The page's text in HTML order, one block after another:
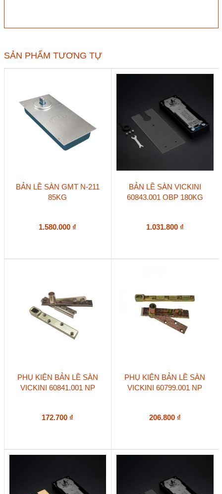
lượng
SẢN PHẨM TƯƠNG TỰ
BẢN LỀ SÀN GMT N-211
85KG
1.580.000 ₫
BẢN LỀ SÀN VICKINI
60843.001 OBP 180KG
1.031.800 ₫
PHỤ KIỆN BẢN LỀ SÀN
VICKINI 60841.001 NP
172.700 ₫
PHỤ KIỆN BẢN LỀ SÀN
VICKINI 60799.001 NP
206.800 ₫